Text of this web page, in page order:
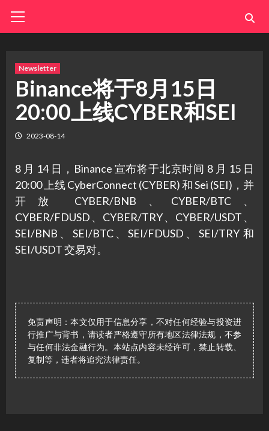
Menu
Newsletter
Binance将于8月15日
20:00上线CYBER和SEI
2023-08-14
8 月 14 日，Binance 宣布将于北京时间 8 月 15 日
20:00 上线 CyberConnect (CYBER) 和 Sei (SEI)，并
开放 CYBER/BNB、CYBER/BTC、
CYBER/FDUSD、CYBER/TRY、CYBER/USDT、
SEI/BNB、SEI/BTC、SEI/FDUSD、SEI/TRY 和
SEI/USDT 交易对。
免责声明：本文仅用于信息分享，不对任何经验与投资进
行推广与背书，请读者严格遵守所有地区法律法规，不参
与任何非法金融行为。本站点内容未经许可，禁止转载、
复制等，违者将追究法律责任。